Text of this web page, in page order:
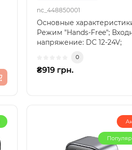
nc_448850001
Основные
Режим "Hands-Free";
напряжение: DC 12-24V;
0
₴919 грн.